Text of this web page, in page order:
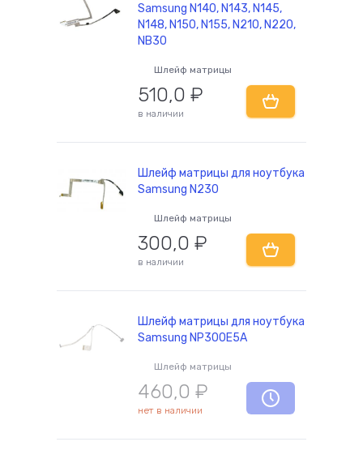
Samsung N140, N143, N145,
N148, N150, N155, N210, N220,
NB30
Шлейф матрицы
510,0 ₽
в наличии
Шлейф матрицы для ноутбука
Samsung N230
Шлейф матрицы
300,0 ₽
в наличии
Шлейф матрицы для ноутбука
Samsung NP300E5A
Шлейф матрицы
460,0 ₽
нет в наличии